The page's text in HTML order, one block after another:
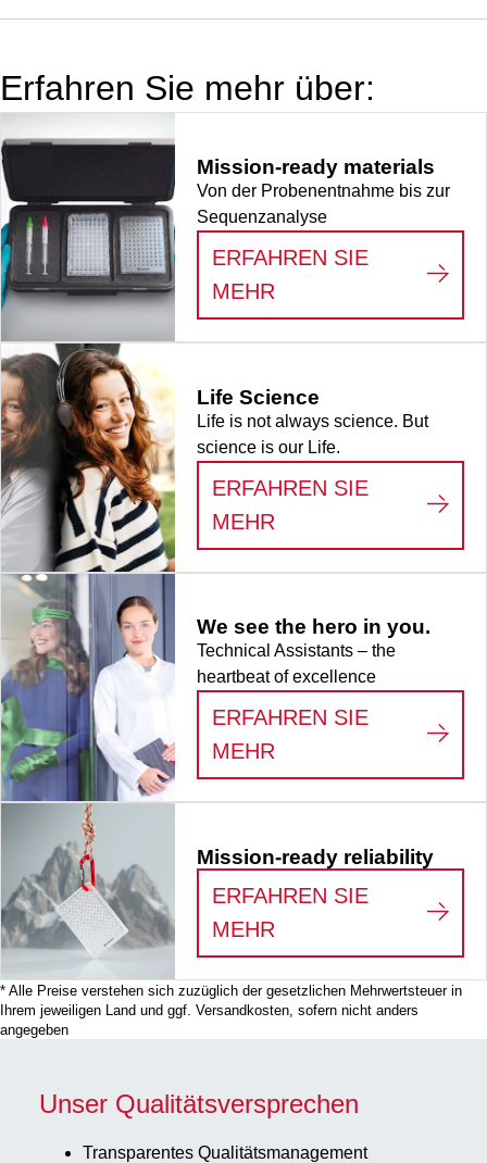
Erfahren Sie mehr über:
Mission-ready materials
Von der Probenentnahme bis zur
Sequenzanalyse
ERFAHREN SIE
MEHR
MISSION-READY
Life Science
Life is not always science. But
science is our Life.
ERFAHREN SIE
MEHR
We see the hero in you.
Technical Assistants – the
heartbeat of excellence
ERFAHREN SIE
MEHR
WE SEE THE
Mission-ready reliability
ERFAHREN SIE
MEHR
MISSION-READY
* Alle Preise verstehen sich zuzüglich der gesetzlichen Mehrwertsteuer in
Ihrem jeweiligen Land und ggf. Versandkosten, sofern nicht anders
angegeben
Unser Qualitätsversprechen
Transparentes Qualitätsmanagement